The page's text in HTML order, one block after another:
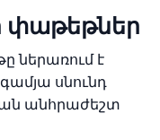
փաթեթներ
ներառում է
սնունդ
անհրաժեշտ